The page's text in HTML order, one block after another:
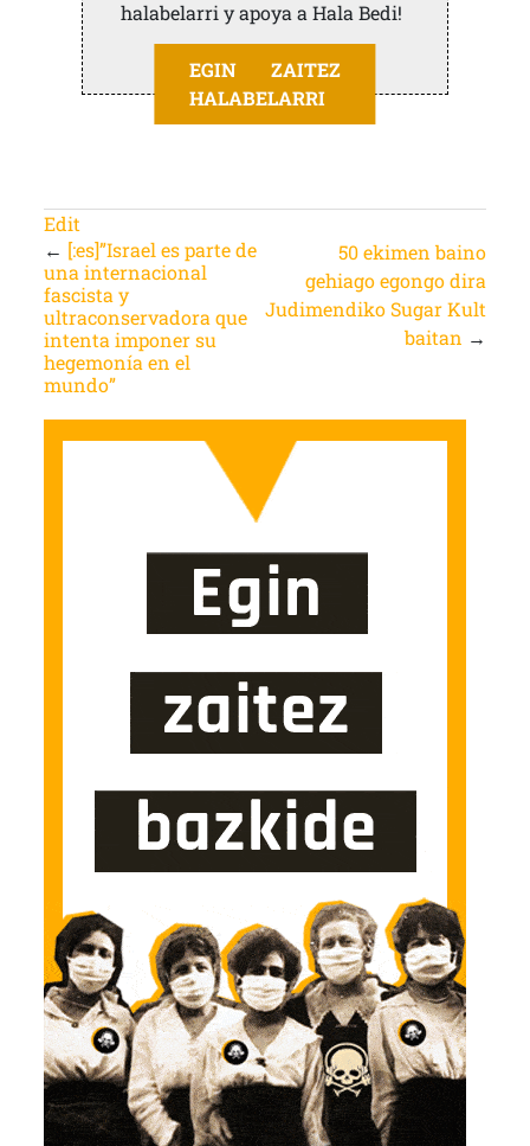
halabelarri y apoya a Hala Bedi!
EGIN ZAITEZ
HALABELARRI
Edit
← [:es]”Israel es parte de
una internacional
fascista y
ultraconservadora que
intenta imponer su
hegemonía en el
mundo”
50 ekimen baino
gehiago egongo dira
Judimendiko Sugar Kultur
baitan →